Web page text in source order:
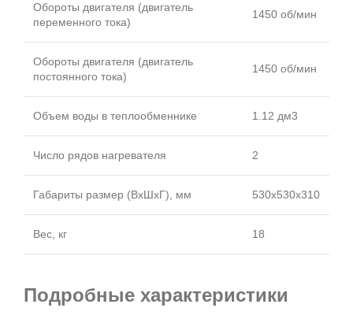
Обороты двигателя (двигатель
переменного тока)
1450 об/мин
Обороты двигателя (двигатель
постоянного тока)
1450 об/мин
Объем воды в теплообменнике 1.12 дм3
Число рядов нагревателя 2
Габариты размер (ВхШхГ), мм 530x530x310
Вес, кг 18
Подробные характеристики